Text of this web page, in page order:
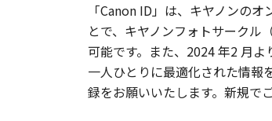
「Canon ID」は、キヤノンの
とで、キヤノンフォトサークル
可能です。また、2024 年2 月
一人ひとりに最適化された情報
録をお願いいたします。新規で